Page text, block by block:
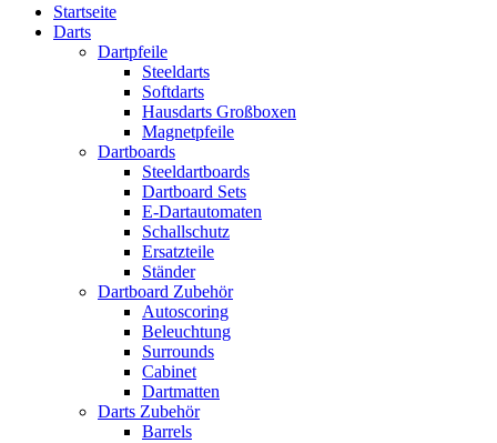
Startseite
Darts
Dartpfeile
Steeldarts
Softdarts
Hausdarts Großboxen
Magnetpfeile
Dartboards
Steeldartboards
Dartboard Sets
E-Dartautomaten
Schallschutz
Ersatzteile
Ständer
Dartboard Zubehör
Autoscoring
Beleuchtung
Surrounds
Cabinet
Dartmatten
Darts Zubehör
Barrels